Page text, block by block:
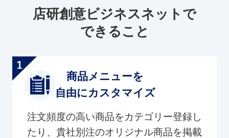
店研創意ビジネスネットで
できること
商品メニューを
自由にカスタマイズ
注文頻度の高い商品をカテゴリー登録し
たり、貴社別注のオリジナル商品を掲載